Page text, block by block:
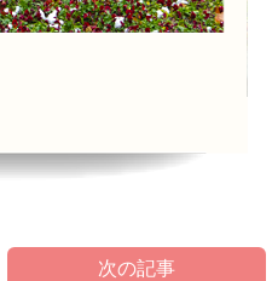
次の記事